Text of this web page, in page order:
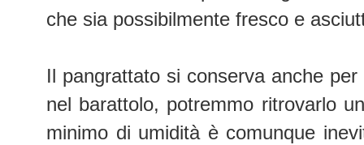
che sia possibilmente fresco e
Il pangrattato si conserva anche
nel barattolo, potremmo ritrovarlo
minimo di umidità è comunque